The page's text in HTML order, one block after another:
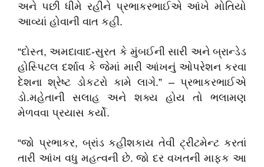
અને પછી ધીમે રહીને પ્રભાકરભાઈએ આંખે મોતિયો
આવ્યાં હોવાની વાત કહી.
“દોસ્ત, અમદાવાદ-સુરત કે મુંબઈની સારી અને બ્રાન્ડેડ
હોસ્પિટલ દર્શાવ કે જેમાં મારી આંખનું ઓપરેશન કરવા
દેશના શ્રેષ્ટ ડોકટરો કામે લાગે.” – પ્રભાકરભાઈએ
ડો.મહેતાની સલાહ અને શક્ય હોય તો ભલામણ
મેળવવા પ્રયાસ કર્યો.
“જો પ્રભાકર, બ્રાંડ કહીશકાય તેવી ટ્રીટમેન્ટ કરતાં
તારી આંખ વધુ મહત્વની છે. જો દર વખતની માફક આ